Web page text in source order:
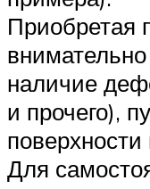
Приобретая
наличие
и прочего),
Для